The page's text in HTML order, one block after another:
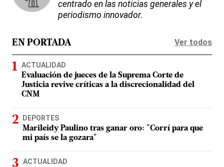
centrado en las noticias generales y el
periodismo innovador.
EN PORTADA Ver todos
ACTUALIDAD
Evaluación de jueces de la Suprema Corte de
Justicia revive críticas a la discrecionalidad del
CNM
DEPORTES
Marileidy Paulino tras ganar oro: "Corrí para que
mi país se la gozara"
ACTUALIDAD